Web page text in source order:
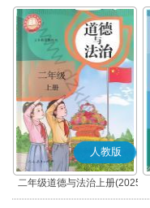
人教版
二年级道德与法治上册(2025
秋版)(部编版)